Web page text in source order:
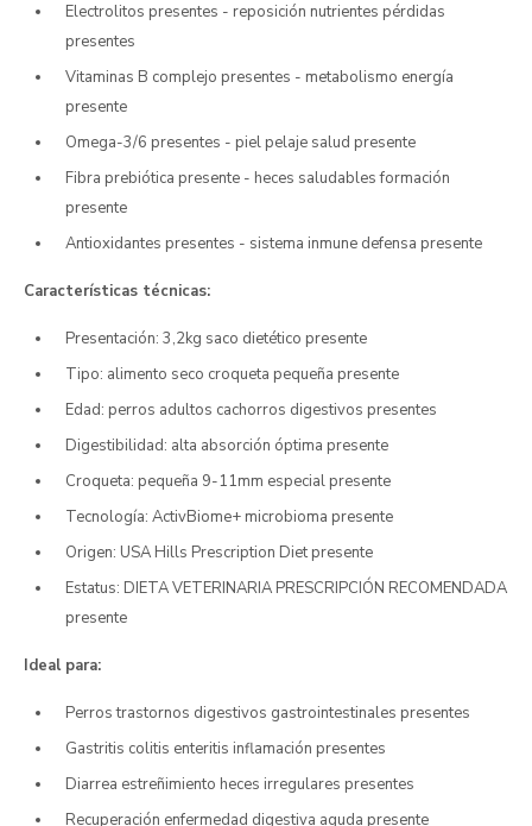
Electrolitos presentes - reposición nutrientes pérdidas
presentes
Vitaminas B complejo presentes - metabolismo energía
presente
Omega-3/6 presentes - piel pelaje salud presente
Fibra prebiótica presente - heces saludables formación
presente
Antioxidantes presentes - sistema inmune defensa presente
Características técnicas:
Presentación: 3,2kg saco dietético presente
Tipo: alimento seco croqueta pequeña presente
Edad: perros adultos cachorros digestivos presentes
Digestibilidad: alta absorción óptima presente
Croqueta: pequeña 9-11mm especial presente
Tecnología: ActivBiome+ microbioma presente
Origen: USA Hills Prescription Diet presente
Estatus: DIETA VETERINARIA PRESCRIPCIÓN RECOMENDADA
presente
Ideal para:
Perros trastornos digestivos gastrointestinales presentes
Gastritis colitis enteritis inflamación presentes
Diarrea estreñimiento heces irregulares presentes
Recuperación enfermedad digestiva aguda presente